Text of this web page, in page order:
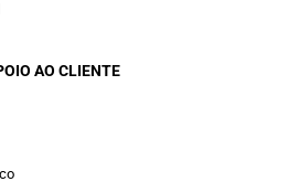
AO CLIENTE